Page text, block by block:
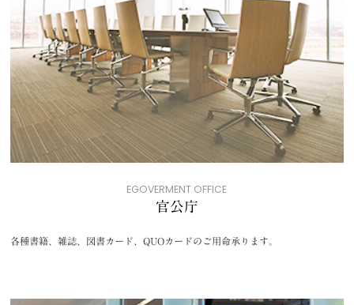
EGOVERMENT OFFICE
官公庁
各種書籍、雑誌、図書カード、QUOカードのご用命承ります。